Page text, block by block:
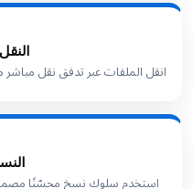
انقل الملفات عبر تدفق نقل مباشر